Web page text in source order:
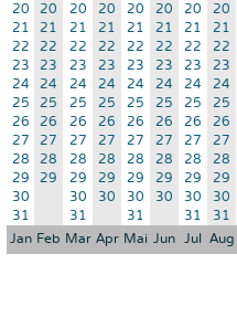
Jan Feb Mar Apr Mai Jun Jul Aug
20
20 20 20 20 20 20 20
21
21 21 21 21 21 21 21
22
22 22 22 22 22 22 22
23
23 23 23 23 23 23 23
24
24 24 24 24 24 24 24
25
25 25 25 25 25 25 25
26
26 26 26 26 26 26 26
27
27 27 27 27 27 27 27
28
28 28 28 28 28 28 28
29
29 29 29 29 29 29 29
30
30 30 30 30 30 30
31
31 31 31 31